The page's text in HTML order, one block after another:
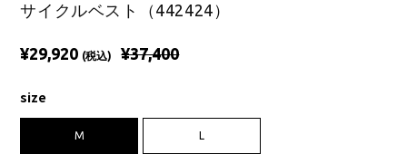
サイクルベスト（442424）
¥29,920 (税込) ¥37,400
size
M L